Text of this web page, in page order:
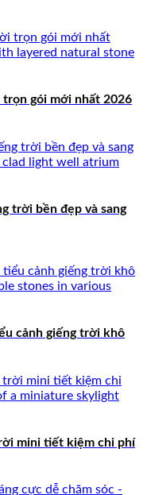
trọn gói mới nhất 2026
trời bền đẹp và sang
cảnh giếng trời khô
mini tiết kiệm chi phí